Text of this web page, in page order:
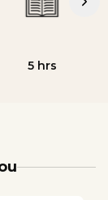
5 hrs